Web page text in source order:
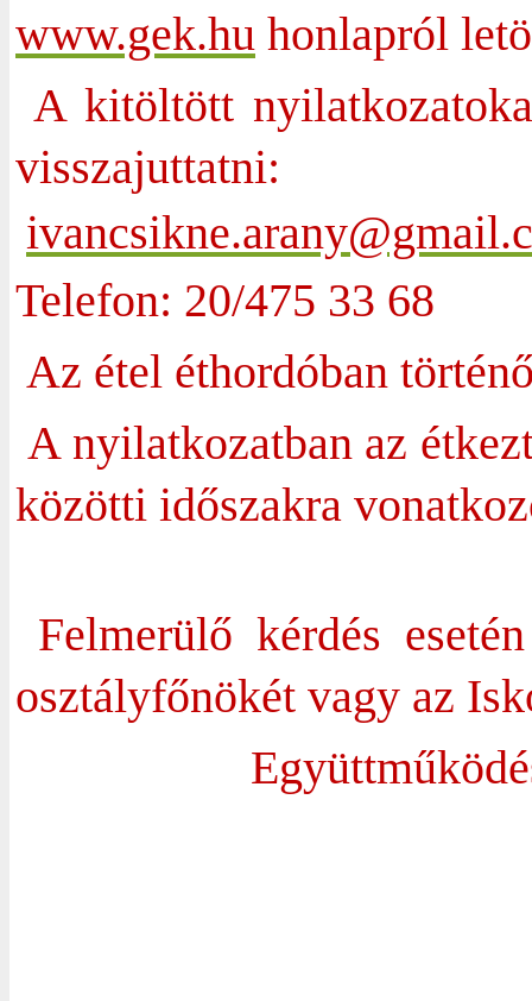
www.gek.hu honlapról
A kitöltött
visszajuttatni:
Telefon: 20/475 33 68
Az étel éthordóban
A nyilatkozatban az
közötti időszakra
Felmerülő kérdés
osztályfőnökét vagy az